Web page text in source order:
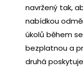
navržený tak,
nabídkou
úkolů během
bezplatnou a
druhá